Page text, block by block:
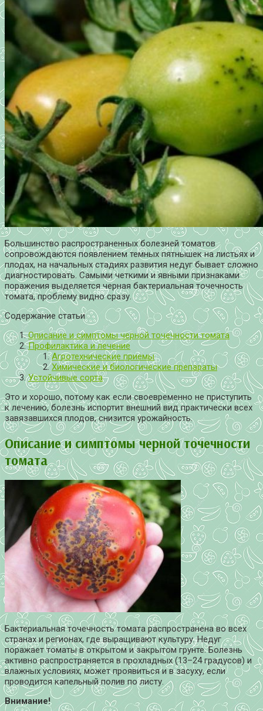
Большинство распространенных болезней томатов
сопровождаются появлением темных пятнышек на листьях и
плодах, на начальных стадиях развития недуг бывает сложно
диагностировать. Самыми четкими и явными признаками
поражения выделяется черная бактериальная точечность
томата, проблему видно сразу.
Содержание статьи
Описание и симптомы черной точечности томата
Профилактика и лечение
Агротехнические приемы
Химические и биологические препараты
Устойчивые сорта
Это и хорошо, потому как если своевременно не приступить
к лечению, болезнь испортит внешний вид практически всех
завязавшихся плодов, снизится урожайность.
Описание и симптомы черной точечности
томата
Бактериальная точечность томата распространена во всех
странах и регионах, где выращивают культуру. Недуг
поражает томаты в открытом и закрытом грунте. Болезнь
активно распространяется в прохладных (13–24 градусов) и
влажных условиях, может проявиться и в засуху, если
проводится капельный полив по листу.
Внимание!